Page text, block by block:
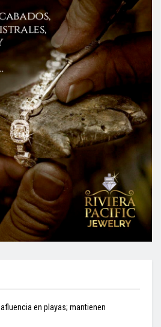
en playas; mantienen